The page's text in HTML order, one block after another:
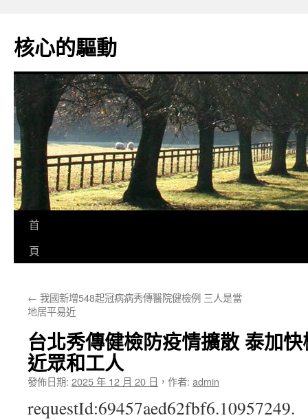
主
要
核心的驅動
首
頁
← 我國新增548起冠病病秀傳醫院健檢例 三人是當
地居平易近
台北秀傳健檢防疫情擴散 泰加
近眾和工人
發佈日期: 2025 年 12 月 20 日 ， 作者: admin
requestId:69457aed62fbf6.10957249.